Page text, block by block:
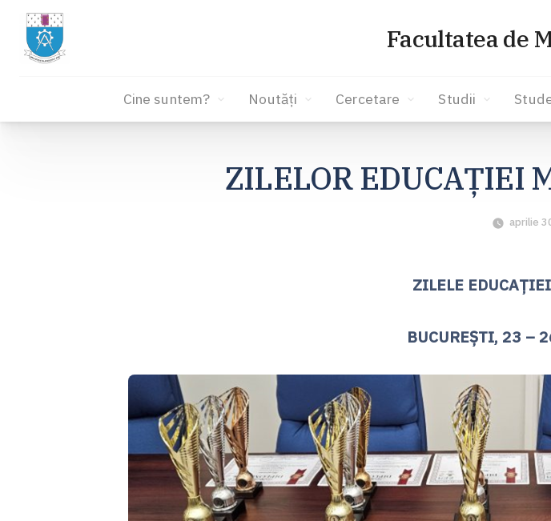
Facultatea de
Cine suntem? Noutăți Cercetare Studii
ZILELOR EDUCAȚIEI
aprilie
ZILELE
BUCUREŞTI, 23 –